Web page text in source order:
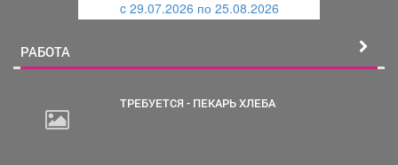
c 29.07.2026 по 25.08.2026
РАБОТА
ТРЕБУЕТСЯ - ПЕКАРЬ ХЛЕБА